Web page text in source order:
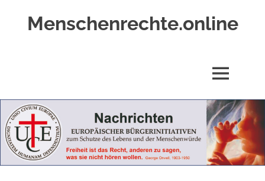
Menschenrechte.online
Geborene
wie
für
Ungeborene
MENÜ